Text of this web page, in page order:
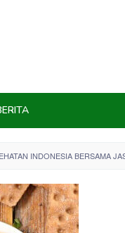
INDONESIA BERSAMA